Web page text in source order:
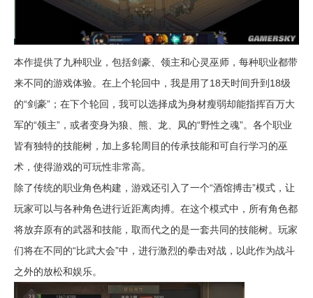
本作提供了九种职业，包括剑豪、领主和心灵巫师，每种职业都带
来不同的游戏体验。在上个轮回中，我是用了18天时间升到18级
的“剑豪”；在下个轮回，我可以选择成为身材瘦弱却能指挥百万大
军的“领主”，或者变身为狼、熊、龙、凤的“野性之魂”。各个职业
皆有独特的技能树，加上多轮周目的传承技能和可自行学习的巫
术，使得游戏的可玩性非常高。
除了传统的职业角色构建，游戏还引入了一个“酒馆搏击”模式，让
玩家可以与各种角色进行近距离肉搏。在这个模式中，所有角色都
将放弃原有的武器和技能，取而代之的是一套共同的技能树。玩家
们将在不同的“比武大会”中，进行激烈的拳击对战，以此作为战斗
之外的放松和娱乐。